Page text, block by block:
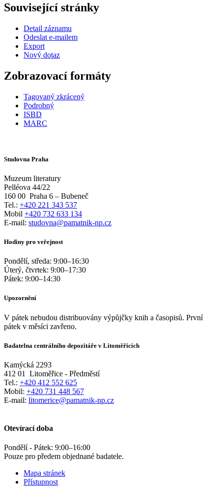
Související stránky
Detail záznamu
Odeslat e-mailem
Export
Nový dotaz
Zobrazovací formáty
Tagovaný zkrácený
Podrobný
ISBD
MARC
Studovna Praha
Muzeum literatury
Pelléova 44/22
160 00 Praha 6 – Bubeneč
Tel.: +420 221 343 537
Mobil +420 732 633 134
E-mail: studovna@pamatnik-np.cz
Hodiny pro veřejnost
Pondělí, středa: 9:00–16:30
Úterý, čtvrtek: 9:00–17:30
Pátek: 9:00–14:30
Upozornění
V pátek nebudou distribuovány výpůjčky knih a časopisů. První
pátek v měsíci zavřeno.
Badatelna centrálního depozitáře v Litoměřicích
Kamýcká 2293
412 01
Litoměřice - Předměstí
Tel.: +420 412 552 625
Mobil: +420 731 448 567
E-mail: litomerice@pamatnik-np.cz
Otevírací doba
Pondělí - Pátek: 9:00–16:00
Pouze pro předem objednané badatele.
Mapa stránek
Přístupnost